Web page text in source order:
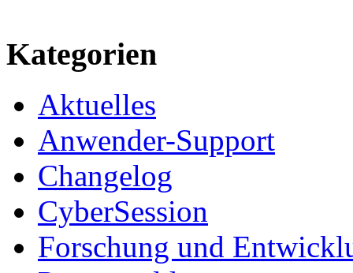
Kategorien
Aktuelles
Anwender-Support
Changelog
CyberSession
Forschung und